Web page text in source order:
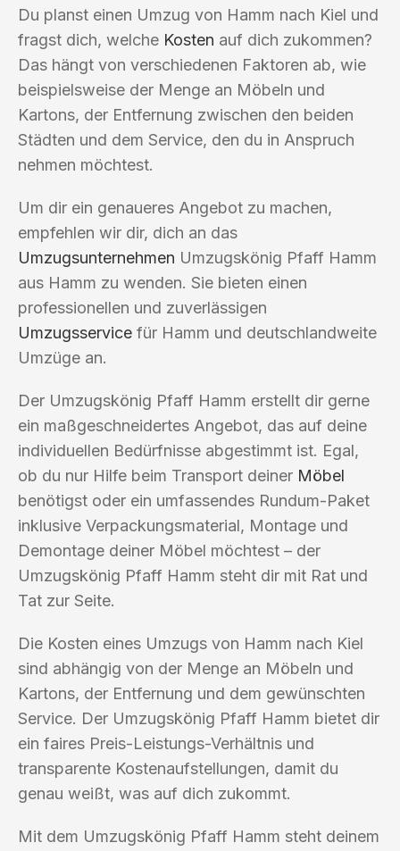
Du planst einen Umzug von Hamm nach Kiel und
fragst dich, welche Kosten auf dich zukommen?
Das hängt von verschiedenen Faktoren ab, wie
beispielsweise der Menge an Möbeln und
Kartons, der Entfernung zwischen den beiden
Städten und dem Service, den du in Anspruch
nehmen möchtest.
Um dir ein genaueres Angebot zu machen,
empfehlen wir dir, dich an das
Umzugsunternehmen Umzugskönig Pfaff Hamm
aus Hamm zu wenden. Sie bieten einen
professionellen und zuverlässigen
Umzugsservice für Hamm und deutschlandweite
Umzüge an.
Der Umzugskönig Pfaff Hamm erstellt dir gerne
ein maßgeschneidertes Angebot, das auf deine
individuellen Bedürfnisse abgestimmt ist. Egal,
ob du nur Hilfe beim Transport deiner Möbel
benötigst oder ein umfassendes Rundum-Paket
inklusive Verpackungsmaterial, Montage und
Demontage deiner Möbel möchtest – der
Umzugskönig Pfaff Hamm steht dir mit Rat und
Tat zur Seite.
Die Kosten eines Umzugs von Hamm nach Kiel
sind abhängig von der Menge an Möbeln und
Kartons, der Entfernung und dem gewünschten
Service. Der Umzugskönig Pfaff Hamm bietet dir
ein faires Preis-Leistungs-Verhältnis und
transparente Kostenaufstellungen, damit du
genau weißt, was auf dich zukommt.
Mit dem Umzugskönig Pfaff Hamm steht deinem